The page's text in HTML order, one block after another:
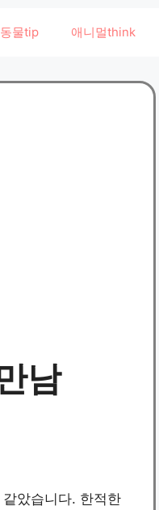
물tip 애니멀think
남
았습니다. 한적한